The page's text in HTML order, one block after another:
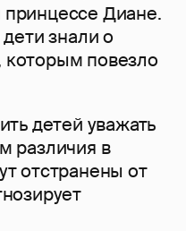
Диане.
знали о
повезло
детей уважать
различия в
отстранены от